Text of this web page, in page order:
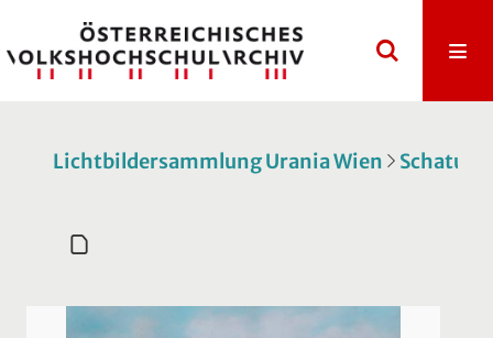
Lichtbildersammlung Urania Wien